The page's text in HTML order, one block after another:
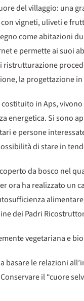
del villaggio: una
vigneti, uliveti e
come abitazioni
e permette ai suoi
ristrutturazione
la progettazione
costituito in Aps,
energetica. Si sono
e persone
di stare in
da bosco nel
ora ha realizzato un
dei Padri
vegetariana e
basare le relazioni
il “cuore